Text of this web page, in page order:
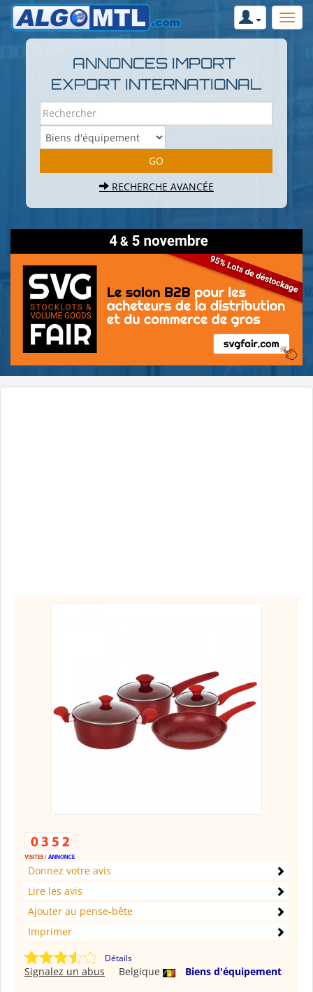
ANNONCES IMPORT
EXPORT INTERNATIONAL
RECHERCHE AVANCÉE
Donnez votre avis
Lire les avis
Ajouter au pense-bête
Imprimer
Détails
Belgique Biens d'équipement
Signalez un abus